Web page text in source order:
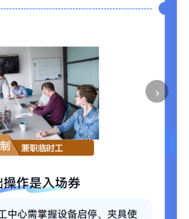
›